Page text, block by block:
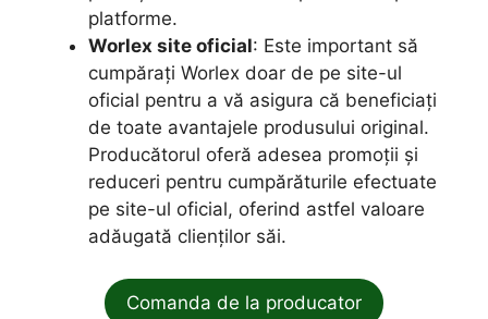
platforme.
Worlex site oficial: Este important să
cumpărați Worlex doar de pe site-ul
oficial pentru a vă asigura că beneficiați
de toate avantajele produsului original.
Producătorul oferă adesea promoții și
reduceri pentru cumpărăturile efectuate
pe site-ul oficial, oferind astfel valoare
adăugată clienților săi.
Comanda de la producator